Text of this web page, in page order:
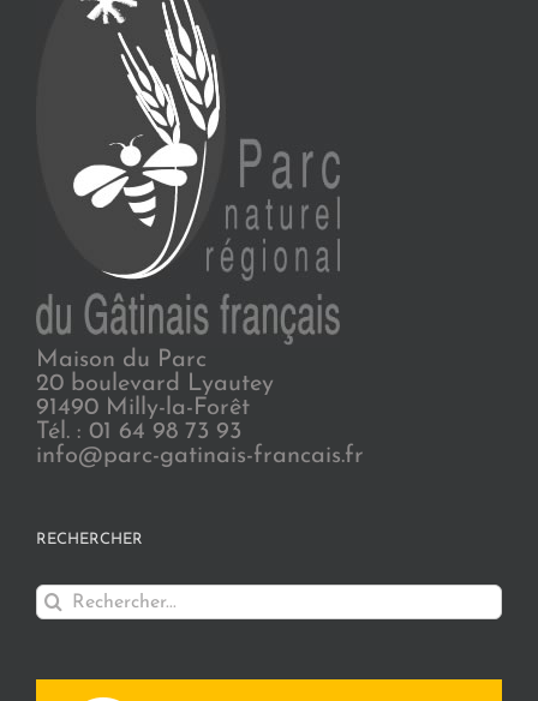
Maison du Parc
20 boulevard Lyautey
91490 Milly-la-Forêt
Tél. : 01 64 98 73 93
info@parc-gatinais-francais.fr
RECHERCHER
Rechercher: